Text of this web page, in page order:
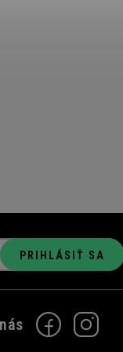
PRIHLÁSIŤ SA